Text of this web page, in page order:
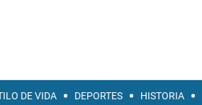
DE VIDA DEPORTES HISTORIA